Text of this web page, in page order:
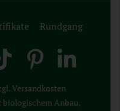
Rundgang
Versandkosten
Anbau,